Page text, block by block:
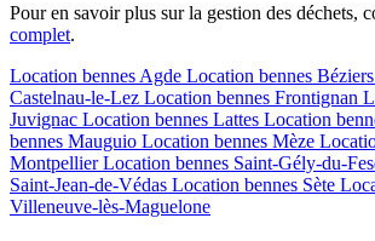
Pour en savoir plus sur la gestion des déchets,
complet.
Location bennes Agde Location bennes Béziers
Castelnau-le-Lez Location bennes Frontignan
Juvignac Location bennes Lattes Location
bennes Mauguio Location bennes Mèze
Montpellier Location bennes Saint-Gély-du-
Saint-Jean-de-Védas Location bennes Sète
Villeneuve-lès-Maguelone